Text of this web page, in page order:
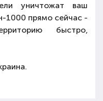
уничтожат ваш
1000 прямо сейчас -
быстро,